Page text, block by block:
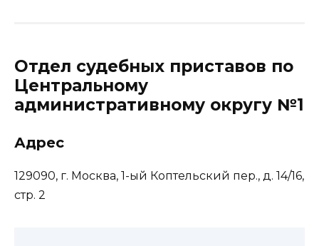
Отдел судебных приставов по
Центральному
административному округу №1
Адрес
129090, г. Москва, 1-ый Коптельский пер., д. 14/16,
стр. 2